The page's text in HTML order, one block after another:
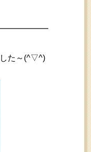
た～(^▽^)